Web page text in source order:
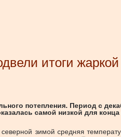
итоги
потепления. Период с
самой низкой для
зимой средняя